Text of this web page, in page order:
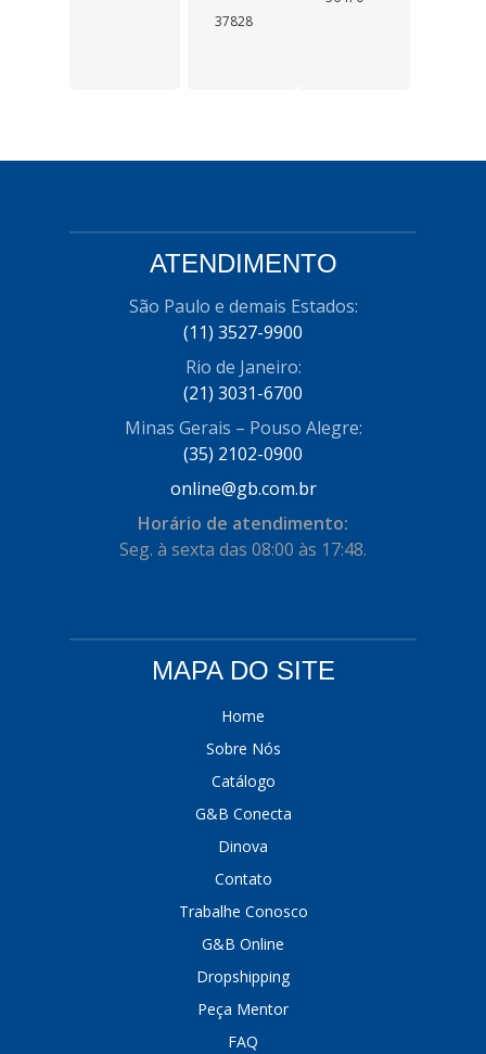
37828
ATENDIMENTO
São Paulo e demais Estados:
(11) 3527-9900
Rio de Janeiro:
(21) 3031-6700
Minas Gerais – Pouso Alegre:
(35) 2102-0900
online@gb.com.br
Horário de atendimento:
Seg. à sexta das 08:00 às 17:48.
MAPA DO SITE
Home
Sobre Nós
Catálogo
G&B Conecta
Dinova
Contato
Trabalhe Conosco
G&B Online
Dropshipping
Peça Mentor
FAQ